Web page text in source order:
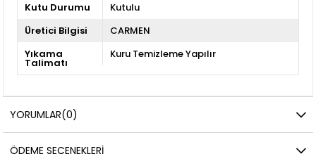
Kutu Durumu
Kutulu
Üretici Bilgisi
CARMEN
Yıkama
Talimatı
Kuru Temizleme Yapılır
YORUMLAR(0)
ÖDEME SEÇENEKLERI